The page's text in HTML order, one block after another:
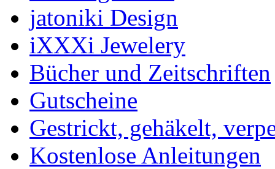
jatoniki Design
iXXXi Jewelery
Bücher und Zeitschriften
Gutscheine
Gestrickt, gehäkelt,
Kostenlose Anleitungen